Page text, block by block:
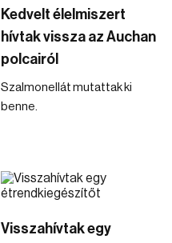
Kedvelt élelmiszert
hívtak vissza az Auchan
polcairól
Szalmonellát mutattak ki
benne.
Visszahívtak egy